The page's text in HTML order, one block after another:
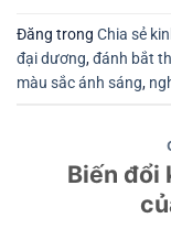
Đăng trong Chia sẻ
đại dương,đánh bắt
màu sắc ánh sáng,
Biến đổi